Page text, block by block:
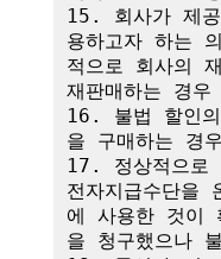
15. 회사가 제
용하고자 하는
적으로 회사의
재판매하는 경우
16. 불법 할인
을 구매하는 경우
17. 정상적으로
전자지급수단을
에 사용한 것이
을 청구했으나